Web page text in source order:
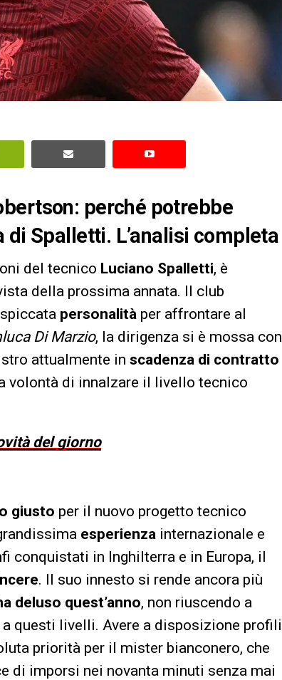
perché potrebbe
Spalletti. L’analisi completa
del tecnico Luciano Spalletti, è
della prossima annata. Il club
personalità per affrontare al
Di Marzio, la dirigenza si è mossa con
attualmente in scadenza di contratto
volontà di innalzare il livello tecnico
del giorno
giusto per il nuovo progetto tecnico
esperienza internazionale e
conquistati in Inghilterra e in Europa, il
. Il suo innesto si rende ancora più
deluso quest’anno, non riuscendo a
questi livelli. Avere a disposizione profili
priorità per il mister bianconero, che
di imporsi nei novanta minuti senza mai